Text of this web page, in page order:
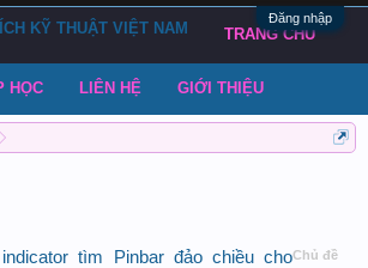
Đăng nhập
Chủ đề
tìm Pinbar đảo chiều cho
TRANG CHỦ
HỌC LIÊN HỆ GIỚI THIỆU